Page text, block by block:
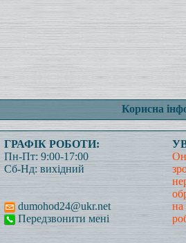
Корисна
ГРАФІК РОБОТИ:
Пн-Пт: 9:00-17:00
Сб-Нд: вихідний
dumohod24@ukr.net
Передзвонити мені
на